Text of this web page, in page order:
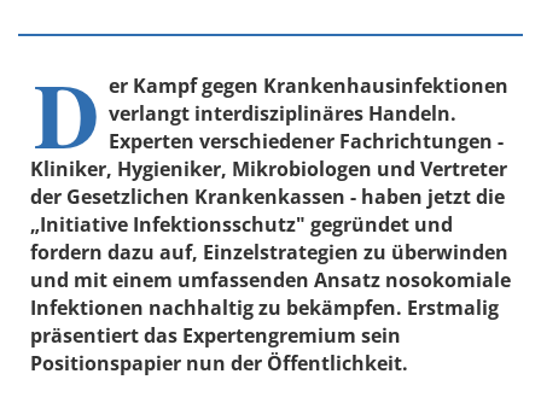
D er Kampf gegen Krankenhausinfektionen
verlangt interdisziplinäres Handeln.
Experten verschiedener Fachrichtungen -
Kliniker, Hygieniker, Mikrobiologen und Vertreter
der Gesetzlichen Krankenkassen - haben jetzt die
„Initiative Infektionsschutz" gegründet und
fordern dazu auf, Einzelstrategien zu überwinden
und mit einem umfassenden Ansatz nosokomiale
Infektionen nachhaltig zu bekämpfen. Erstmalig
präsentiert das Expertengremium sein
Positionspapier nun der Öffentlichkeit.